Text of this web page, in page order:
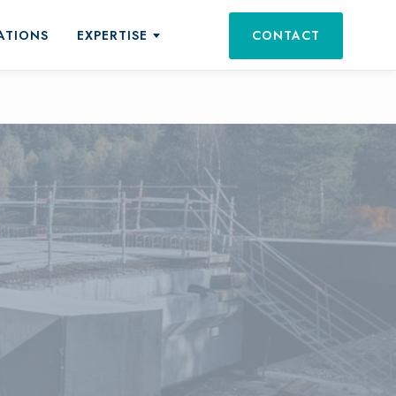
et services
EXPERTISE CONTACT